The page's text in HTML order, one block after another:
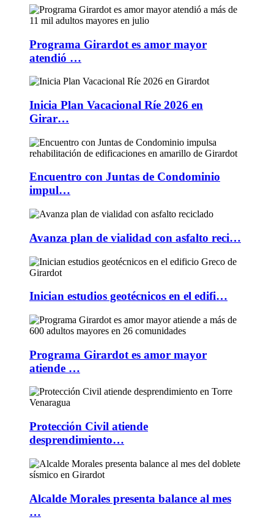
Programa Girardot es amor mayor
atendió …
Inicia Plan Vacacional Ríe 2026 en
Girar…
Encuentro con Juntas de Condominio
impul…
Avanza plan de vialidad con asfalto reci…
Inician estudios geotécnicos en el edifi…
Programa Girardot es amor mayor
atiende …
Protección Civil atiende
desprendimiento…
Alcalde Morales presenta balance al mes
…